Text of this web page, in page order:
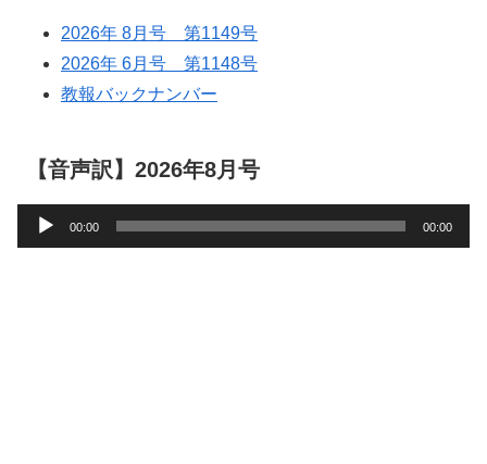
2026年 8月号 第1149号
2026年 6月号 第1148号
教報バックナンバー
【音声訳】2026年8月号
声
00:00 00:00